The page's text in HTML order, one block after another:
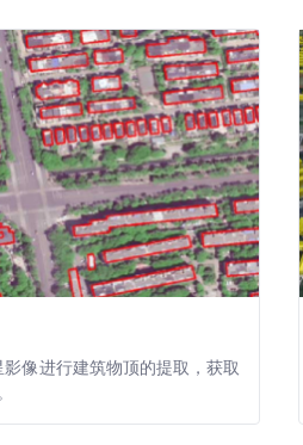
像进行建筑物顶的提取，获取